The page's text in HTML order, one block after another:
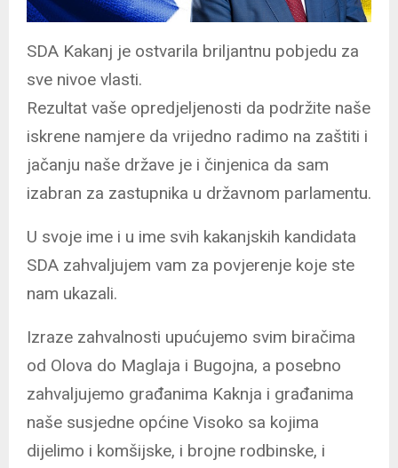
SDA Kakanj je ostvarila briljantnu pobjedu za
sve nivoe vlasti.
Rezultat vaše opredjeljenosti da podržite naše
iskrene namjere da vrijedno radimo na zaštiti i
jačanju naše države je i činjenica da sam
izabran za zastupnika u državnom parlamentu.
U svoje ime i u ime svih kakanjskih kandidata
SDA zahvaljujem vam za povjerenje koje ste
nam ukazali.
Izraze zahvalnosti upućujemo svim biračima
od Olova do Maglaja i Bugojna, a posebno
zahvaljujemo građanima Kaknja i građanima
naše susjedne općine Visoko sa kojima
dijelimo i komšijske, i brojne rodbinske, i